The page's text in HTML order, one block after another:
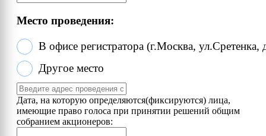
Место проведения:
В офисе регистратора (г.Москва,
Другое место
Дата, на которую определяются(фиксируются) лица,
имеющие право голоса при принятии решений общим
собранием акционеров: